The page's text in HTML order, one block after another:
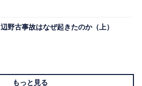
辺野古事故はなぜ起きたのか（上）
もっと見る